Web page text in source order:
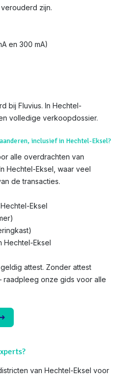
zijn.
en 300 mA)
bij Fluvius. In Hechtel-
volledige verkoopdossier.
inclusief in Hechtel-Eksel?
alle overdrachten van
Hechtel-Eksel, waar veel
de transacties.
Eksel
Hechtel-Eksel
attest. Zonder attest
raadpleeg onze gids voor alle
van Hechtel-Eksel voor